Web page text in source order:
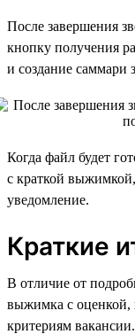
После завершения
кнопку получения
и создание саммари
Когда файл будет
с краткой
уведомление.
Краткие
В отличие от
выжимка с оценкой,
критериям вакансии.